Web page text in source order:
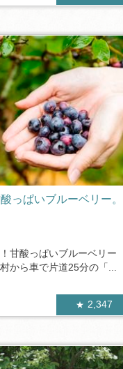
っぱいブルーベリー。
甘酸っぱいブルーベリー
から車で片道25分の「...
2,347